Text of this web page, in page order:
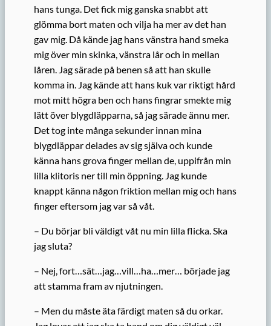
hans tunga. Det fick mig ganska snabbt att
glömma bort maten och vilja ha mer av det han
gav mig. Då kände jag hans vänstra hand smeka
mig över min skinka, vänstra lår och in mellan
låren. Jag särade på benen så att han skulle
komma in. Jag kände att hans kuk var riktigt hård
mot mitt högra ben och hans fingrar smekte mig
lätt över blygdläpparna, så jag särade ännu mer.
Det tog inte många sekunder innan mina
blygdläppar delades av sig själva och kunde
känna hans grova finger mellan de, uppifrån min
lilla klitoris ner till min öppning. Jag kunde
knappt känna någon friktion mellan mig och hans
finger eftersom jag var så våt.
– Du börjar bli väldigt våt nu min lilla flicka. Ska
jag sluta?
– Nej, fort…sät…jag…vill…ha…mer… började jag
att stamma fram av njutningen.
– Men du måste äta färdigt maten så du orkar.